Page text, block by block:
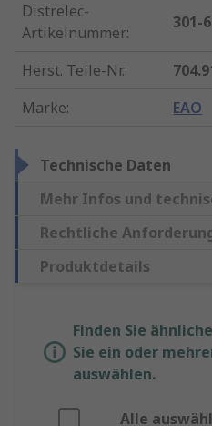
Distrelec-
Artikelnummer:
301-
Herst. Teile-Nr.:
Marke: EAO
Technische Daten
Mehr Infos und
Rechtliche
Produktdetails
Finden Sie
Sie ein oder
auswählen.
Alle